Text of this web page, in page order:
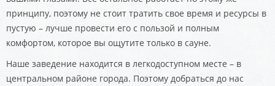
принципу, поэтому не стоит тратить свое время и ресурсы в
пустую – лучше провести его с пользой и полным
комфортом, которое вы ощутите только в сауне.
Наше заведение находится в легкодоступном месте – в
центральном районе города. Поэтому добраться до нас